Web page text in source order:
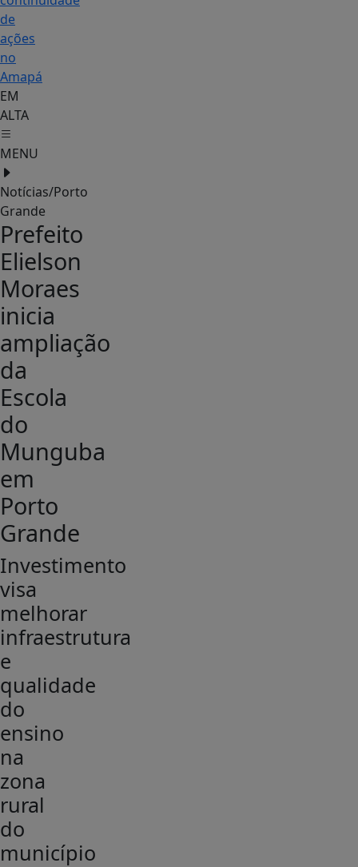
de
ações
no
Amapá
EM
ALTA
MENU
Notícias/Porto
Grande
Prefeito
Elielson
Moraes
inicia
ampliação
da
Escola
do
Munguba
em
Porto
Grande
Investimento
visa
melhorar
infraestrutura
e
qualidade
do
ensino
na
zona
rural
do
município